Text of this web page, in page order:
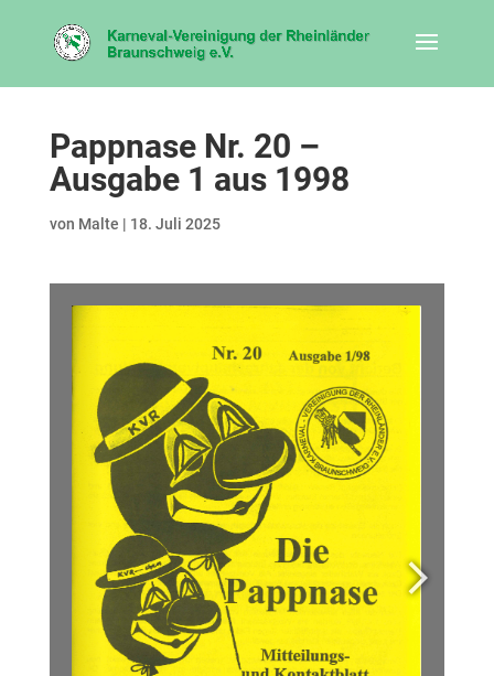
Pappnase Nr. 20 –
Ausgabe 1 aus 1998
von Malte | 18. Juli 2025